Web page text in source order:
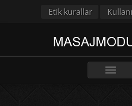
Etik kurallar
Toggle